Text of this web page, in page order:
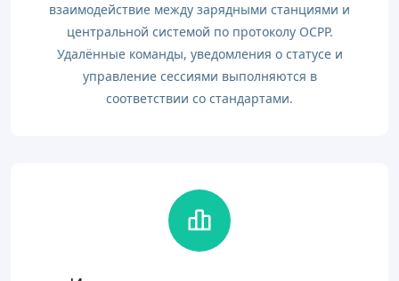
взаимодействие между зарядными станциями и
центральной системой по протоколу OCPP.
Удалённые команды, уведомления о статусе и
управление сессиями выполняются в
соответствии со стандартами.